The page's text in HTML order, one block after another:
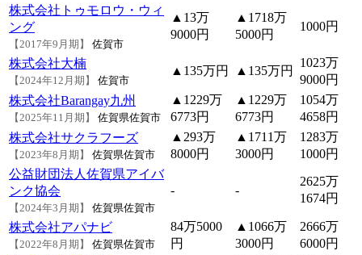
株式会社トゥモロウ・ウィ
ング
【2017年9月期】 佐賀市
▲13万
9000円
▲1718万
5000円
1000円
株式会社大楠
【2024年12月期】 佐賀市
▲135万円 ▲135万円
1023万
9000円
株式会社Barangay九州
【2025年11月期】 佐賀県佐賀市
▲1229万
6773円
▲1229万
6773円
1054万
4658円
株式会社サクラフーズ
【2023年8月期】 佐賀県佐賀市
▲293万
8000円
▲1711万
3000円
1283万
1000円
公益財団法人佐賀県アイバ
ンク協会
【2024年3月期】 佐賀県佐賀市
- -
2625万
1674円
株式会社アパナビ
【2022年8月期】 佐賀県佐賀市
84万5000
円
▲1066万
3000円
2666万
6000円